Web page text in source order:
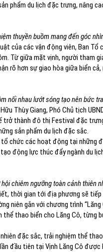
phẩm du lịch đặc trưng, nâng
thuyền buồm mang đến góc
của các vận động viên, Ban
Từ giữa mặt vịnh, người tham
rõ hơn sự giao hòa giữa biển
nối nhau lướt sóng tạo nên bức
Thùy Giang, Phó Chủ tịch
trở thành đô thị Festival đặc
sản phẩm du lịch đặc sắc.
chức các hoạt động tại những
động lực thúc đẩy ngành du
chiêm ngưỡng toàn cảnh thiên
thời gian tới địa phương sẽ
niên gắn với chương trình
thể thao biển cho Lăng Cô, từng
đặc sắc, trải nghiệm thể
đầu tiên tại Vịnh Lăng Cô